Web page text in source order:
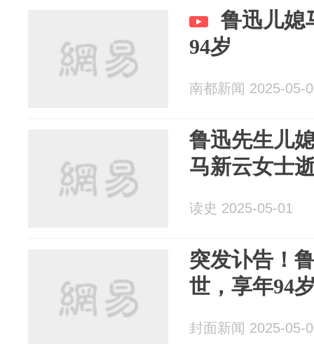
鲁迅儿媳
94岁
南都新闻 2025-05-
鲁迅先生儿
马新云女士
读史 2025-05-01
突发讣告！
世，享年94
封面新闻 2025-05-